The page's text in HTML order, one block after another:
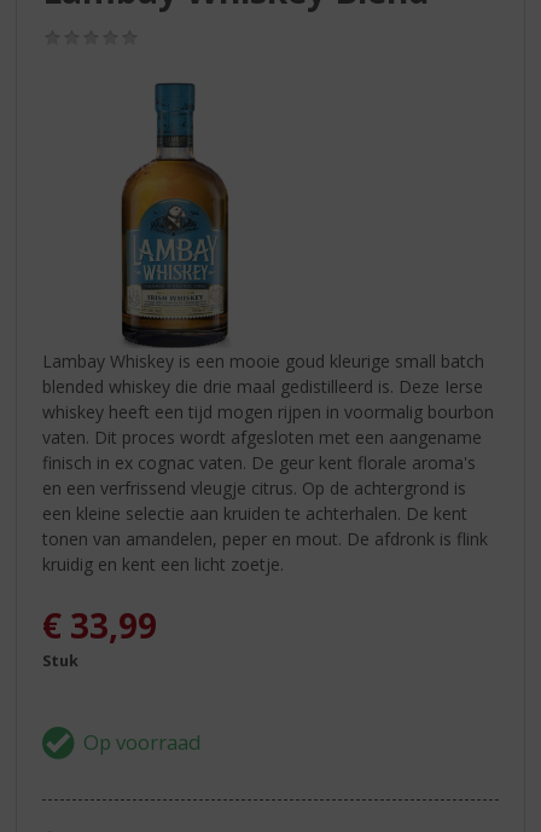
Lambay Whiskey is een mooie goud kleurige small batch
blended whiskey die drie maal gedistilleerd is. Deze Ierse
whiskey heeft een tijd mogen rijpen in voormalig bourbon
vaten. Dit proces wordt afgesloten met een aangename
finisch in ex cognac vaten. De geur kent florale aroma's
en een verfrissend vleugje citrus. Op de achtergrond is
een kleine selectie aan kruiden te achterhalen. De kent
tonen van amandelen, peper en mout. De afdronk is flink
kruidig en kent een licht zoetje.
€ 33,99
Stuk